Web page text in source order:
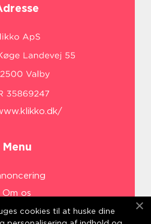
Menu
Om os
Cookiescookies til at huske dine